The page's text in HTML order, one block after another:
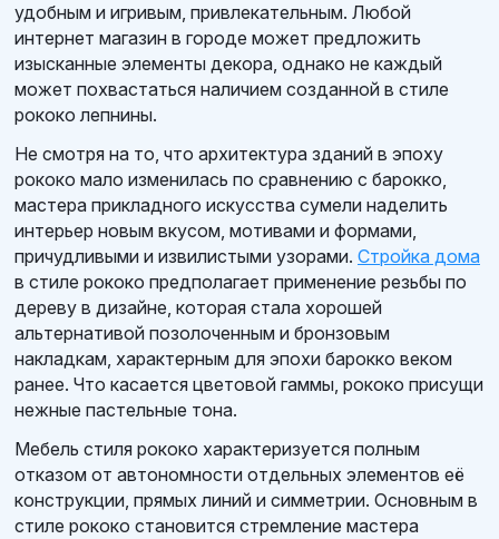
удобным и игривым, привлекательным. Любой
интернет магазин в городе может предложить
изысканные элементы декора, однако не каждый
может похвастаться наличием созданной в стиле
рококо лепнины.
Не смотря на то, что архитектура зданий в эпоху
рококо мало изменилась по сравнению с барокко,
мастера прикладного искусства сумели наделить
интерьер новым вкусом, мотивами и формами,
причудливыми и извилистыми узорами. Стройка дома
в стиле рококо предполагает применение резьбы по
дереву в дизайне, которая стала хорошей
альтернативой позолоченным и бронзовым
накладкам, характерным для эпохи барокко веком
ранее. Что касается цветовой гаммы, рококо присущи
нежные пастельные тона.
Мебель стиля рококо характеризуется полным
отказом от автономности отдельных элементов её
конструкции, прямых линий и симметрии. Основным в
стиле рококо становится стремление мастера